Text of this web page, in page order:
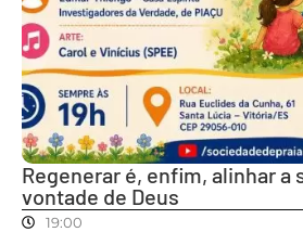
Regenerar é, enfim, alinhar a
vontade de Deus
19:00